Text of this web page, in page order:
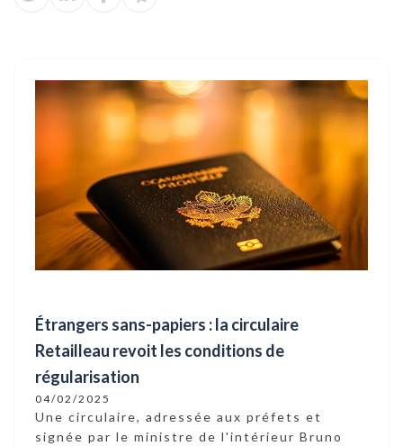
Étrangers sans-papiers : la circulaire
Retailleau revoit les conditions de
régularisation
04/02/2025
Une circulaire, adressée aux préfets et
signée par le ministre de l'intérieur Bruno